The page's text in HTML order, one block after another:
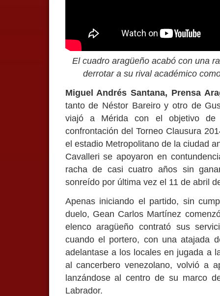
El cuadro aragüeño acabó con una
derrotar a su rival académico
Miguel Andrés Santana, Prensa
tanto de Néstor Bareiro y otro de
viajó a Mérida con el objetivo
confrontación del Torneo Clausura
el estadio Metropolitano de la ciudad
Cavalleri se apoyaron en
racha de casi cuatro años sin
sonreído por última vez el 11 de abril
Apenas iniciando el partido, sin
duelo, Gean Carlos Martínez
elenco aragüeño contrató sus
cuando el portero, con una atajada
adelantase a los locales en jugada a
al cancerbero venezolano, volvió a
lanzándose al centro de su marco
Labrador.